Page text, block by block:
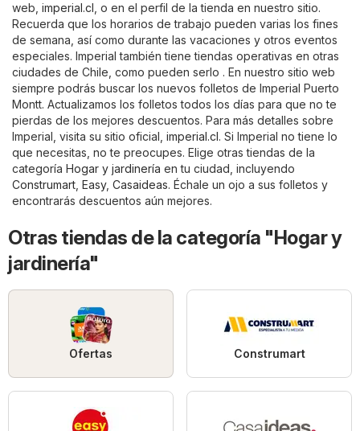
web, imperial.cl , o en el perfil de la tienda en nuestro sitio.
Recuerda que los horarios de trabajo pueden varias los fines
de semana, así como durante las vacaciones y otros eventos
especiales. Imperial también tiene tiendas operativas en otras
ciudades de Chile, como pueden serlo . En nuestro sitio web
siempre podrás buscar los nuevos folletos de Imperial Puerto
Montt. Actualizamos los folletos todos los días para que no te
pierdas de los mejores descuentos. Para más detalles sobre
Imperial, visita su sitio oficial, imperial.cl. Si Imperial no tiene lo
que necesitas, no te preocupes. Elige otras tiendas de la
categoría Hogar y jardinería en tu ciudad, incluyendo
Construmart Easy, Casaideas. Échale un ojo a sus folletos y
encontrarás descuentos aún mejores.
Otras tiendas de la categoría "Hogar y
jardinería"
Ofertas Construmart